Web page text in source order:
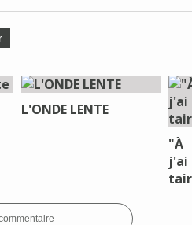
L'ONDE LENTE
"À